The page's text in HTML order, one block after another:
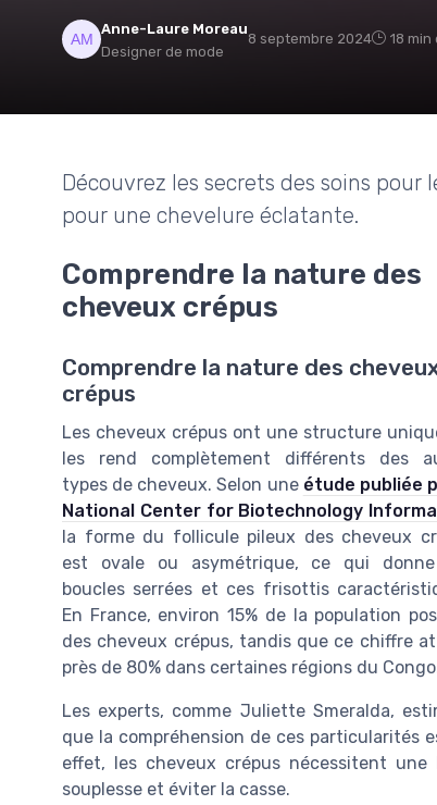
Anne-Laure Moreau
Designer de mode
8 septembre 2024 18
Découvrez les secrets des soins
pour une chevelure éclatante.
Comprendre la nature des
cheveux crépus
Comprendre la nature des
crépus
Les cheveux crépus ont une structure
les rend complètement différents des
types de cheveux. Selon une étude publiée
National Center for Biotechnology
la forme du follicule pileux des cheveux
est ovale ou asymétrique, ce qui
boucles serrées et ces frisottis
En France, environ 15% de la population
des cheveux crépus, tandis que ce chiffre
près de 80% dans certaines régions du
Les experts, comme Juliette Smeralda,
que la compréhension de ces particularités
effet, les cheveux crépus nécessitent
souplesse et éviter la casse.